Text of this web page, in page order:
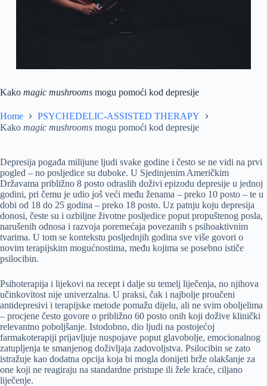
Kako magic mushrooms mogu pomoći kod depresije
Home
PSYCHEDELIC-ASSISTED THERAPY
Kako magic mushrooms mogu pomoći kod depresije
Depresija pogađa milijune ljudi svake godine i često se ne vidi na prvi
pogled – no posljedice su duboke. U Sjedinjenim Američkim
Državama približno 8 posto odraslih doživi epizodu depresije u jednoj
godini, pri čemu je udio još veći među ženama – preko 10 posto – te u
dobi od 18 do 25 godina – preko 18 posto. Uz patnju koju depresija
donosi, česte su i ozbiljne životne posljedice poput propuštenog posla,
narušenih odnosa i razvoja poremećaja povezanih s psihoaktivnim
tvarima. U tom se kontekstu posljednjih godina sve više govori o
novim terapijskim mogućnostima, među kojima se posebno ističe
psilocibin.
Psihoterapija i lijekovi na recept i dalje su temelj liječenja, no njihova
učinkovitost nije univerzalna. U praksi, čak i najbolje proučeni
antidepresivi i terapijske metode pomažu dijelu, ali ne svim oboljelima
– procjene često govore o približno 60 posto onih koji dožive klinički
relevantno poboljšanje. Istodobno, dio ljudi na postojećoj
farmakoterapiji prijavljuje nuspojave poput glavobolje, emocionalnog
zatupljenja te smanjenog doživljaja zadovoljstva. Psilocibin se zato
istražuje kao dodatna opcija koja bi mogla donijeti brže olakšanje za
one koji ne reagiraju na standardne pristupe ili žele kraće, ciljano
liječenje.